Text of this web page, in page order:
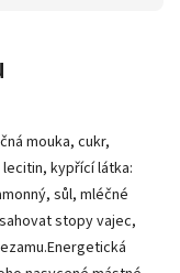
mouka, cukr,
kypřící látka:
sůl, mléčné
stopy vajec,